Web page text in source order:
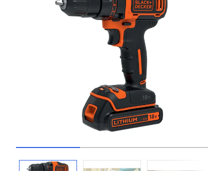
Go to slide 1 Go to slide 2 Go to slide 3